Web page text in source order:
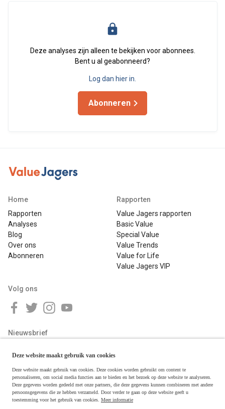
Deze analyses zijn alleen te bekijken voor abonnees.
Bent u al geabonneerd?
Log dan hier in.
Abonneren
Home
Rapporten
Analyses
Blog
Over ons
Abonneren
Rapporten
Value Jagers rapporten
Basic Value
Special Value
Value Trends
Value for Life
Value Jagers VIP
Volg ons
Nieuwsbrief
Deze website maakt gebruik van cookies
Deze website maakt gebruik van cookies. Deze cookies worden gebruikt om content te
personaliseren, om social media functies aan te bieden en het bezoek op deze website te analyseren.
Deze gegevens worden gedeeld met onze partners, die deze gegevens kunnen combineren met andere
persoonsgegevens die ze hebben verzameld. Door verder te gaan op deze website geeft u
toestemming voor het gebruik van cookies. Meer informatie